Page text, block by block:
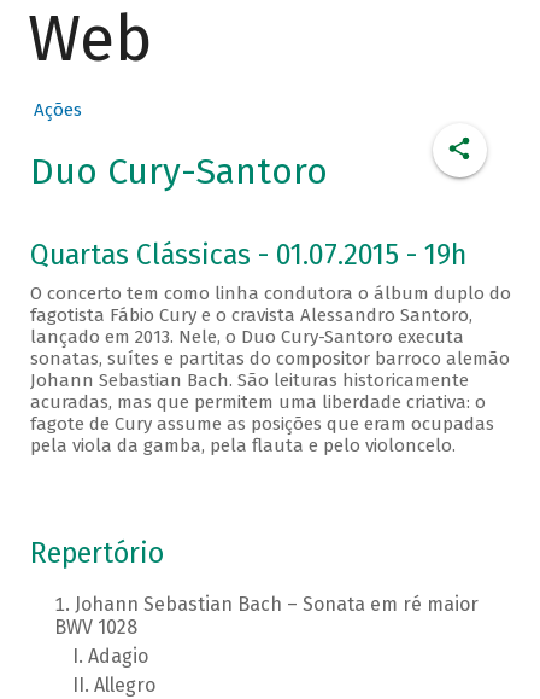
Web
Ações
Duo Cury-Santoro
Quartas Clássicas - 01.07.2015 - 19h
O concerto tem como linha condutora o álbum duplo do
fagotista Fábio Cury e o cravista Alessandro Santoro,
lançado em 2013. Nele, o Duo Cury-Santoro executa
sonatas, suítes e partitas do compositor barroco alemão
Johann Sebastian Bach. São leituras historicamente
acuradas, mas que permitem uma liberdade criativa: o
fagote de Cury assume as posições que eram ocupadas
pela viola da gamba, pela flauta e pelo violoncelo.
Repertório
Johann Sebastian Bach – Sonata em ré maior
BWV 1028
Adagio
Allegro